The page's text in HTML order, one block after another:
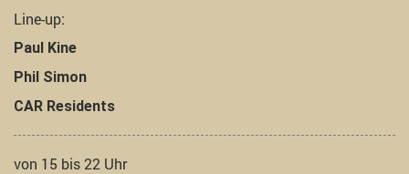
Line-up:
Paul Kine
Phil Simon
CAR Residents
von 15 bis 22 Uhr